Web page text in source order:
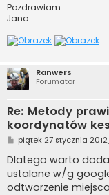
Pozdrawiam
Jano
Ranwers
Forumator
Re: Metody
koordynatów
P
o
s
t
piątek 27 stycznia
Dlatego warto
ustalane w/g
odtworzenie